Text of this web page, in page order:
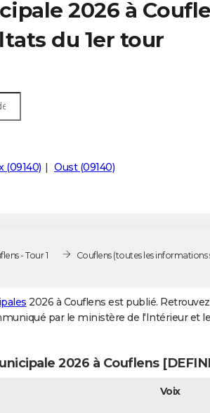
2026 à
du 1er tour
(09140) Oust (09140)
- Tour 1
Couflens(toutes les informations
2026 à Couflens est publié.
par le ministère de l'Intérieur et
2026 à Couflens
Voix